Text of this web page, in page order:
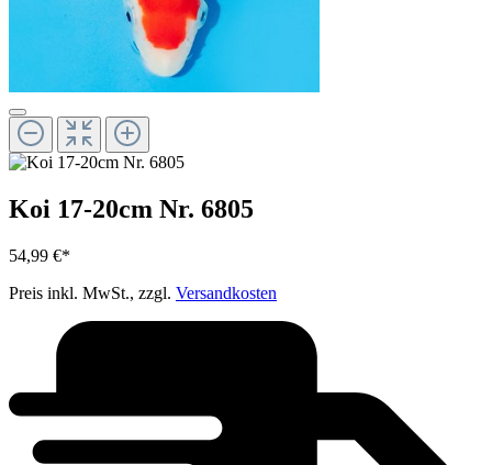
Koi 17-20cm Nr. 6805
54,99 €*
Preis inkl. MwSt., zzgl. Versandkosten